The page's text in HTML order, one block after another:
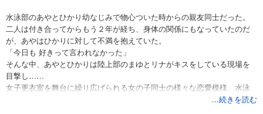
水泳部のあやとひかり幼なじみで物心ついた時からの親友同士だった。
二人は付き合ってからもう２年が経ち、身体の関係にもなっていたのだ
が、あやはひかりに対して不満を抱えていた。
「今日も 好きって言われなかった」
そんな中、あやとひかりは陸上部のまゆとリナがキスをしている現場を
目撃し……
女子更衣室を舞台に繰り広げられる女の子同士の様々な恋愛模様、水泳
...続きを読む